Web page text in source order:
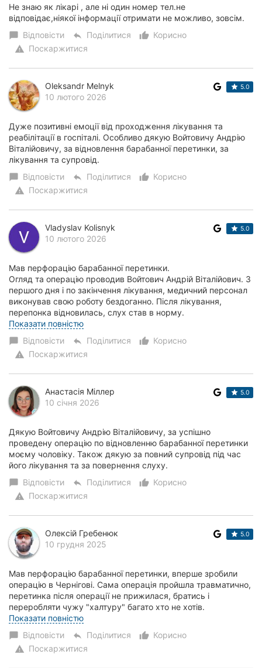
Не знаю як лікарі , але ні один номер тел.не
відповідає,ніякої інформації отримати не можливо, зовсім.
chat_bubble Відповісти reply Поділитися thumb_up_alt
Корисно
warning Поскаржитися
Oleksandr Melnyk
10 лютого 2026
5.0
Дуже позитивні емоції від проходження лікування та
реабілітації в госпіталі. Особливо дякую Войтовичу Андрію
Віталійовичу, за відновлення барабанної перетинки, за
лікування та супровід.
chat_bubble Відповісти reply Поділитися thumb_up_alt
Корисно
warning Поскаржитися
Vladyslav Kolisnyk
10 лютого 2026
5.0
Мав перфорацію барабанної перетинки.
Огляд та операцію проводив Войтович Андрій Віталійович. З
першого дня і по закінчення лікування, медичний персонал
виконував свою роботу бездоганно. Після лікування,
перепонка відновилась, слух став в норму.
Дякую...
Показати повністю
chat_bubble Відповісти reply Поділитися thumb_up_alt
Корисно
warning Поскаржитися
Анастасія Міллер
10 січня 2026
5.0
Дякую Войтовичу Андрію Віталійовичу, за успішно
проведену операцію по відновленню барабанної перетинки
моєму чоловіку. Також дякую за повний супровід під час
його лікування та за повернення слуху.
chat_bubble Відповісти reply Поділитися thumb_up_alt
Корисно
warning Поскаржитися
Олексій Гребенюк
10 грудня 2025
5.0
Мав перфорацію барабанної перетинки, вперше зробили
операцію в Чернігові. Сама операція пройшла травматично,
перетинка після операції не прижилася, братись і
переробляти чужу "халтуру" багато хто не хотів.
Дякуючи Вінницькому госпіталю та зокрема лік...
Показати повністю
chat_bubble Відповісти reply Поділитися thumb_up_alt
Корисно
warning Поскаржитися